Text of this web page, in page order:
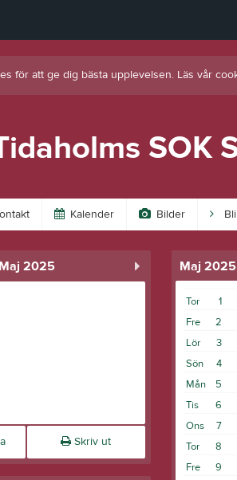
för att ge dig bästa upplevelsen. Läs vår
SOK
Kalender Bilder
Maj 2025
Skriv ut
Maj 2025
1
Tor
2
Fre
3
Lör
4
Sön
5
Mån
6
Tis
7
Ons
8
Tor
9
Fre